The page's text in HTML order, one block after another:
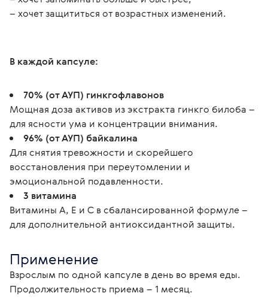
– хочет защититься от возрастных изменений.
В каждой капсуле:
70% (от АУП) гинкгофлавонов
Мощная доза активов из экстракта гинкго билоба –
для ясности ума и концентрации внимания.
96% (от АУП) байкалина
Для снятия тревожности и скорейшего
восстановления при переутомлении и
эмоциональной подавленности.
3 витамина
Витамины А, Е и С в сбалансированной формуле –
для дополнительной антиоксидантной защиты.
Применение
Взрослым по одной капсуле в день во время еды.
Продолжительность приема – 1 месяц.